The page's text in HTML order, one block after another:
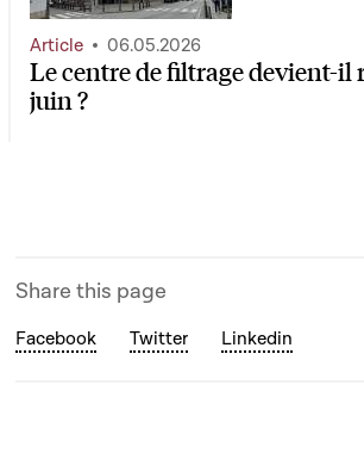
Le centre de filtrage devient-il
juin ?
Article 06.05.2026
Share this page
Facebook Twitter Linkedin